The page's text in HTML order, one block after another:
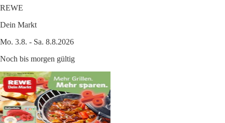
REWE
Dein Markt
Mo. 3.8. - Sa. 8.8.2026
Noch bis morgen gültig